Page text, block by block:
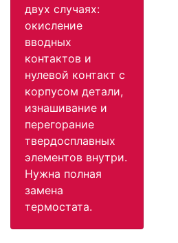
двух случаях:
окисление
вводных
контактов и
нулевой контакт с
корпусом детали,
изнашивание и
перегорание
твердосплавных
элементов внутри.
Нужна полная
замена
термостата.